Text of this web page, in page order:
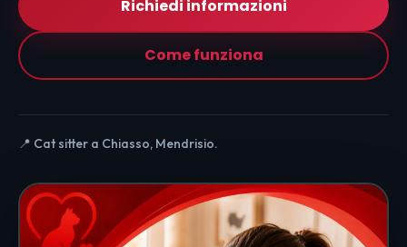
Richiedi informazioni
Come funziona
📍 Cat sitter a Chiasso, Mendrisio.